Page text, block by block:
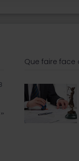
››
Que faire face